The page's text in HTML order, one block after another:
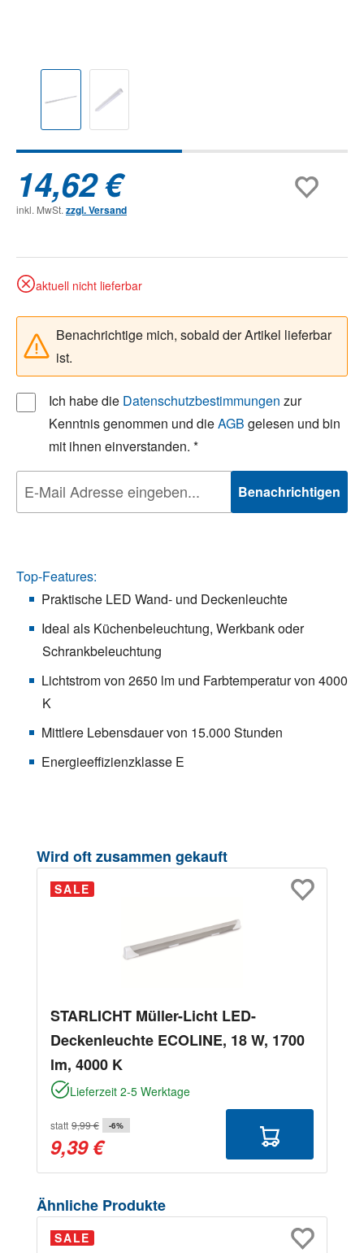
14,62 €
inkl. MwSt. zzgl. Versand
aktuell nicht lieferbar
Benachrichtige mich, sobald der Artikel lieferbar
ist.
Ich habe die Datenschutzbestimmungen zur
Kenntnis genommen und dieAGB gelesen und bin
mit ihnen einverstanden. *
Benachrichtigen
Top-Features:
Praktische LED Wand- und Deckenleuchte
Ideal als Küchenbeleuchtung, Werkbank oder
Schrankbeleuchtung
Lichtstrom von 2650 lm und Farbtemperatur von 4000
K
Mittlere Lebensdauer von 15.000 Stunden
Energieeffizienzklasse E
Produktgalerie überspringen
Wird oft zusammen gekauft
SALE
STARLICHT Müller-Licht LED-
Deckenleuchte ECOLINE, 18 W, 1700
lm, 4000 K
Lieferzeit 2-5 Werktage
statt 9,99 € -6%
9,39 €
Produktgalerie überspringen
Ähnliche Produkte
SALE